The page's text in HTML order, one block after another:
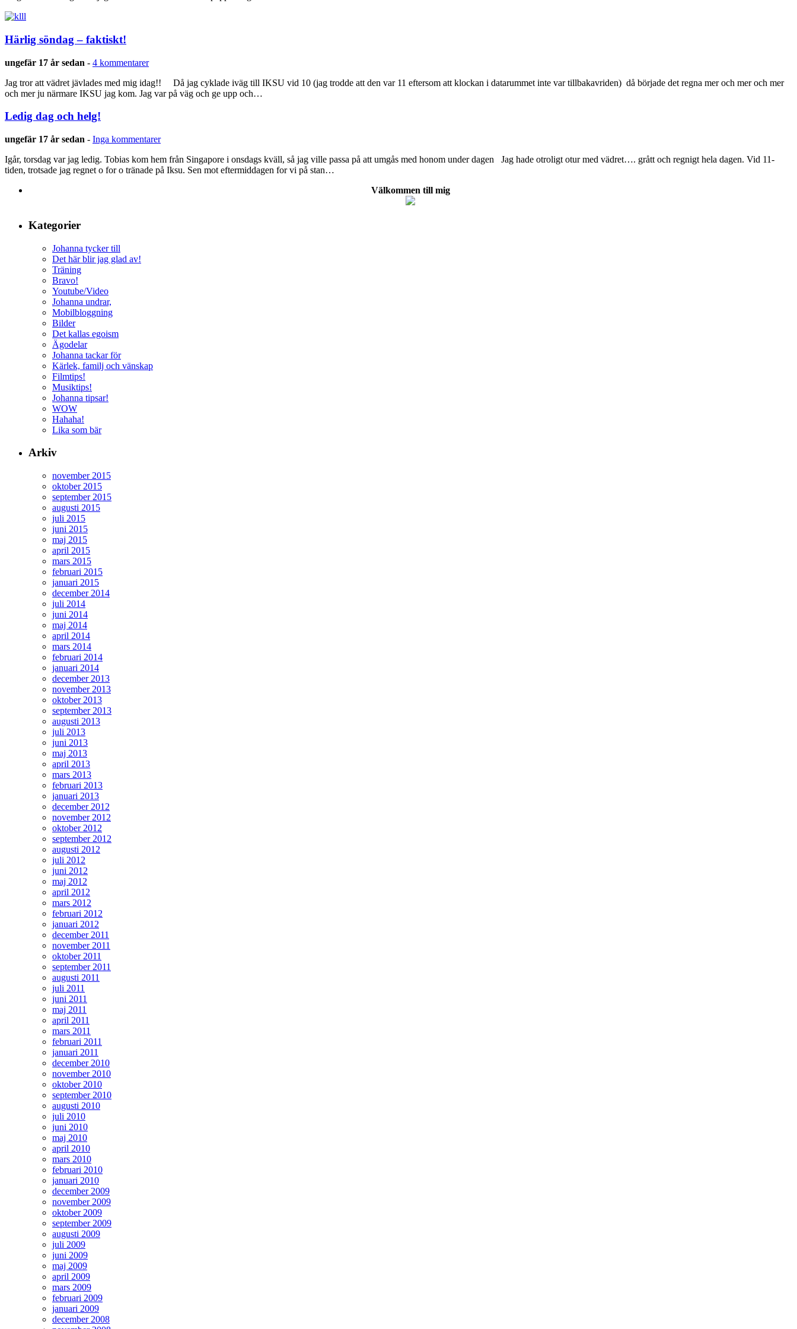
Härlig söndag – faktiskt!
ungefär 17 år sedan - 4 kommentarer
Jag tror att vädret jävlades med mig idag!! Då jag cyklade iväg till IKSU vid 10 (jag trodde att den var 11 eftersom att klockan i datarummet inte var tillbakavriden) då började det regna mer och mer och mer
och mer ju närmare IKSU jag kom. Jag var på väg och ge upp och…
Ledig dag och helg!
ungefär 17 år sedan - Inga kommentarer
Igår, torsdag var jag ledig. Tobias kom hem från Singapore i onsdags kväll, så jag ville passa på att umgås med honom under dagen Jag hade otroligt otur med vädret…. grått och regnigt hela dagen. Vid 11-
tiden, trotsade jag regnet o for o tränade på Iksu. Sen mot eftermiddagen for vi på stan…
Välkommen till mig
Kategorier
Johanna tycker till
Det här blir jag glad av!
Träning
Bravo!
Youtube/Video
Johanna undrar,
Mobilbloggning
Bilder
Det kallas egoism
Ägodelar
Johanna tackar för
Kärlek, familj och vänskap
Filmtips!
Musiktips!
Johanna tipsar!
WOW
Hahaha!
Lika som bär
Arkiv
november 2015
oktober 2015
september 2015
augusti 2015
juli 2015
juni 2015
maj 2015
april 2015
mars 2015
februari 2015
januari 2015
december 2014
juli 2014
juni 2014
maj 2014
april 2014
mars 2014
februari 2014
januari 2014
december 2013
november 2013
oktober 2013
september 2013
augusti 2013
juli 2013
juni 2013
maj 2013
april 2013
mars 2013
februari 2013
januari 2013
december 2012
november 2012
oktober 2012
september 2012
augusti 2012
juli 2012
juni 2012
maj 2012
april 2012
mars 2012
februari 2012
januari 2012
december 2011
november 2011
oktober 2011
september 2011
augusti 2011
juli 2011
juni 2011
maj 2011
april 2011
mars 2011
februari 2011
januari 2011
december 2010
november 2010
oktober 2010
september 2010
augusti 2010
juli 2010
juni 2010
maj 2010
april 2010
mars 2010
februari 2010
januari 2010
december 2009
november 2009
oktober 2009
september 2009
augusti 2009
juli 2009
juni 2009
maj 2009
april 2009
mars 2009
februari 2009
januari 2009
december 2008